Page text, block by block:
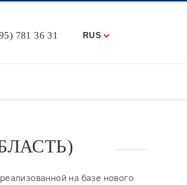
781 36 31 RUS
на базе нового